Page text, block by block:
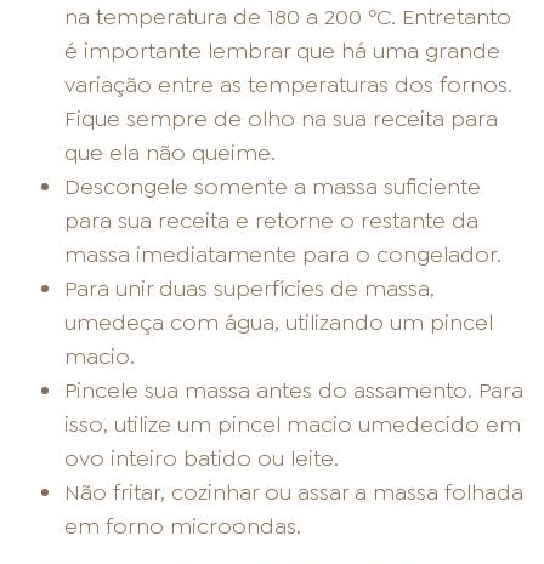
na temperatura de 180 a 200 ºC. Entretanto
é importante lembrar que há uma grande
variação entre as temperaturas dos fornos.
Fique sempre de olho na sua receita para
que ela não queime.
Descongele somente a massa suficiente
para sua receita e retorne o restante da
massa imediatamente para o congelador.
Para unir duas superfícies de massa,
umedeça com água, utilizando um pincel
macio.
Pincele sua massa antes do assamento. Para
isso, utilize um pincel macio umedecido em
ovo inteiro batido ou leite.
Não fritar, cozinhar ou assar a massa folhada
em forno microondas.